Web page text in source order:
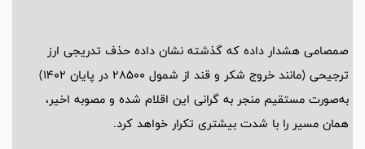
صمصامی هشدار داده که گذشته نشان داده حذف تدریجی ارز
ترجیحی (مانند خروج شکر و قند از شمول 28500 در پایان 1402)
به‌صورت مستقیم منجر به گرانی این اقلام شده و مصوبه اخیر،
همان مسیر را با شدت بیشتری تکرار خواهد کرد.